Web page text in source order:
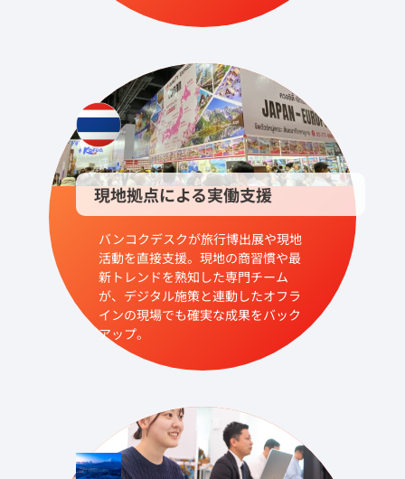
現地拠点による実働支援
バンコクデスクが旅行博出展や現地
活動を直接支援。現地の商習慣や最
新トレンドを熟知した専門チーム
が、デジタル施策と連動したオフラ
インの現場でも確実な成果をバック
アップ。